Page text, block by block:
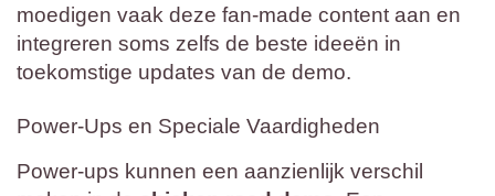
moedigen vaak deze fan-made content aan en
integreren soms zelfs de beste ideeën in
toekomstige updates van de demo.
Power-Ups en Speciale Vaardigheden
Power-ups kunnen een aanzienlijk verschil